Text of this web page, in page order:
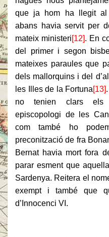
que ja hom ha llegit al
abans havia servit per
mateix ministeri[12]. En
del primer i segon
mateixes paraules que
dels mallorquins i del
les Illes de la Fortuna[13]
no tenien clars els
episcopologi de les
com també ho
preconització de fra
Bernat havia mort fora
parar esment que
Sardenya. Reitera el
exempt i també que
d’Innocenci VI.